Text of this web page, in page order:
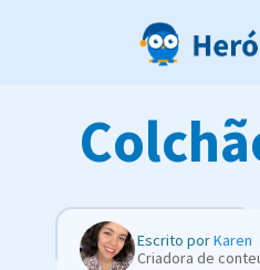
Escrito porKaren
Criadora de